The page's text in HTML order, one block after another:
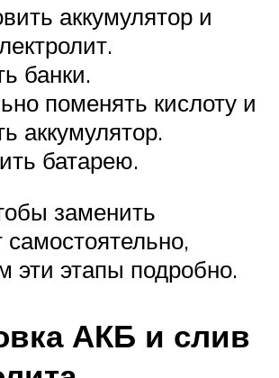
аккумулятор и
банки.
поменять кислоту и
аккумулятор.
батарею.
заменить
самостоятельно,
эти этапы подробно.
АКБ и слив